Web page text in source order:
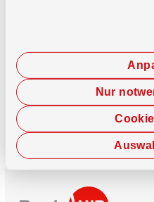
Nur
Jetzt chatten